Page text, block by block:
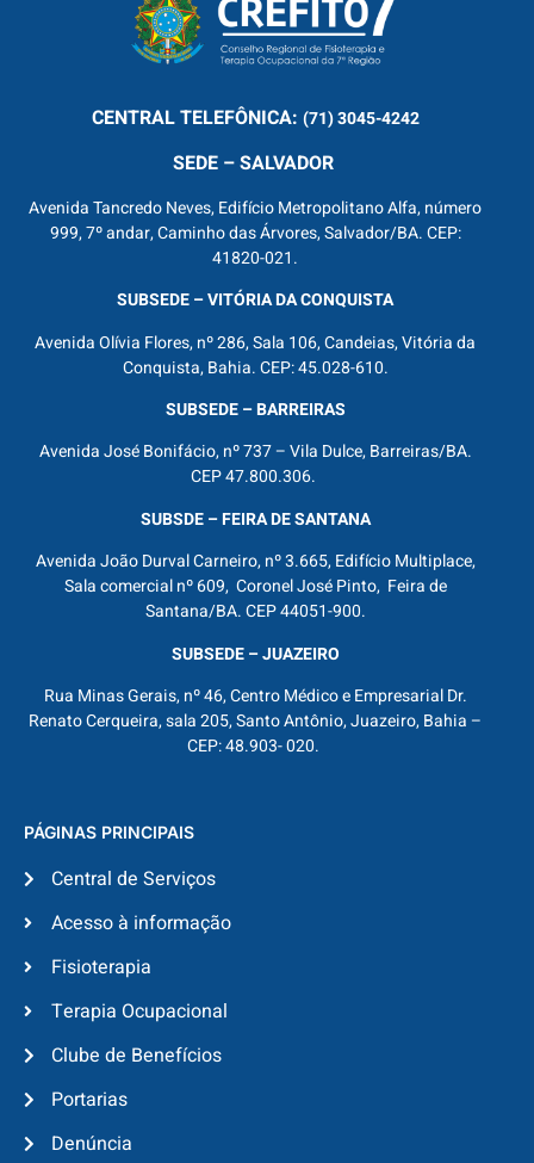
CENTRALTELEFÔNICA: (71) 3045-4242
SEDE – SALVADOR
Avenida Tancredo Neves, Edifício Metropolitano Alfa, número
999, 7º andar, Caminho das Árvores, Salvador/BA. CEP:
41820-021.
SUBSEDE – VITÓRIA DA CONQUISTA
Avenida Olívia Flores, nº 286, Sala 106, Candeias, Vitória da
Conquista, Bahia. CEP: 45.028-610.
SUBSEDE – BARREIRAS
Avenida José Bonifácio, nº 737 – Vila Dulce, Barreiras/BA.
CEP 47.800.306.
SUBSDE – FEIRA DE SANTANA
Avenida João Durval Carneiro, nº 3.665, Edifício Multiplace,
Sala comercial nº 609, Coronel José Pinto, Feira de
Santana/BA. CEP 44051-900.
SUBSEDE – JUAZEIRO
Rua Minas Gerais, nº 46, Centro Médico e Empresarial Dr.
Renato Cerqueira, sala 205, Santo Antônio, Juazeiro, Bahia –
CEP: 48.903- 020.
PÁGINAS PRINCIPAIS
Central de Serviços
Acesso à informação
Fisioterapia
Terapia Ocupacional
Clube de Benefícios
Portarias
Denúncia